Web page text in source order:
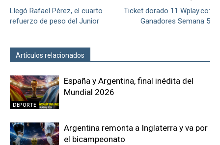
Llegó Rafael Pérez, el cuarto
refuerzo de peso del Junior
Ticket dorado 11 Wplay.co:
Ganadores Semana 5
Artículos relacionados
DEPORTE
España y Argentina, final inédita del
Mundial 2026
Argentina remonta a Inglaterra y va por
el bicampeonato